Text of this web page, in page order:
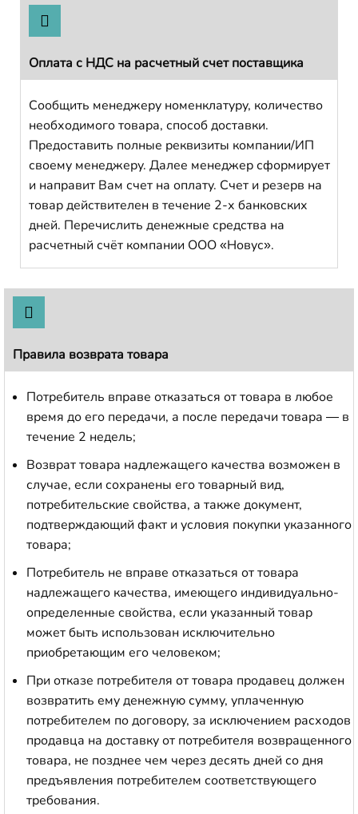
Оплата с НДС на расчетный счет поставщика
Сообщить менеджеру номенклатуру, количество
необходимого товара, способ доставки.
Предоставить полные реквизиты компании/ИП
своему менеджеру. Далее менеджер сформирует
и направит Вам счет на оплату. Счет и резерв на
товар действителен в течение 2-х банковских
дней. Перечислить денежные средства на
расчетный счёт компании ООО «Новус».
Правила возврата товара
Потребитель вправе отказаться от товара в любое
время до его передачи, а после передачи товара — в
течение 2 недель;
Возврат товара надлежащего качества возможен в
случае, если сохранены его товарный вид,
потребительские свойства, а также документ,
подтверждающий факт и условия покупки указанного
товара;
Потребитель не вправе отказаться от товара
надлежащего качества, имеющего индивидуально-
определенные свойства, если указанный товар
может быть использован исключительно
приобретающим его человеком;
При отказе потребителя от товара продавец должен
возвратить ему денежную сумму, уплаченную
потребителем по договору, за исключением расходов
продавца на доставку от потребителя возвращенного
товара, не позднее чем через десять дней со дня
предъявления потребителем соответствующего
требования.